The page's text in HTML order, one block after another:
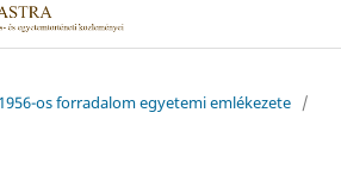
os forradalom egyetemi emlékezete /